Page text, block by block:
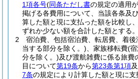
1項各号(同条ただし書の規定の適用
掲げる各費用について、当該各条及
算した額と現に支払った額を比較し
ずれか少ない額を合計した額とする。
2
宿泊費、包括宿泊費、転居費、着後
当する部分を除く。) 、家族移転費(
分を除く。)及び渡航雑費に係る旅費
目について第19条から第23条第1項
7条の規定により計算した額と現に